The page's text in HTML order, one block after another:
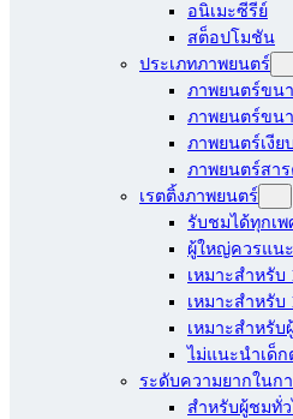
อนิเมะซีรีย์
สต็อปโมชัน
ประเภทภาพยนตร์
ภาพยนตร์ขน
ภาพยนตร์ขน
ภาพยนตร์เงียบ
ภาพยนตร์สา
เรตติ้งภาพยนตร์
รับชมได้ทุกเพ
ผู้ใหญ่ควรแนะ
เหมาะสำหรับ
เหมาะสำหรับ
เหมาะสำหรับ
ไม่แนะนำเด็ก
ระดับความยากในก
สำหรับผู้ชมทั่ว